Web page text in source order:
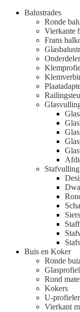
Balustrades
Ronde
Vierkante
Frans
Stafvulling
Buis en Koker
Ronde
Rond
Kokers
U-
Vierkant